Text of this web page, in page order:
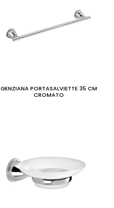
GENZIANA PORTASALVIETTE 35 CM
CROMATO